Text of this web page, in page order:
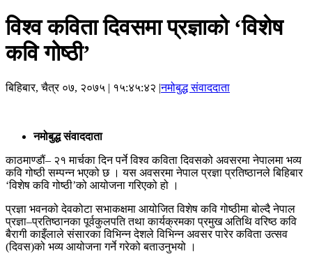
विश्व कविता दिवसमा प्रज्ञाको ‘विशेष
कवि गोष्ठी’
बिहिबार, चैत्र ०७, २०७५ | १५:४५:४२ |नमोबुद्ध संवाददाता
नमोबुद्ध संवाददाता
काठमाण्डौं– २१ मार्चका दिन पर्ने विश्व कविता दिवसको अवसरमा नेपालमा भव्य
कवि गोष्ठी सम्पन्न भएको छ । यस अवसरमा नेपाल प्रज्ञा प्रतिष्ठानले बिहिबार
‘विशेष कवि गोष्ठी’को आयोजना गरिएको हो ।
प्रज्ञा भवनको देवकोटा सभाकक्षमा आयोजित विशेष कवि गोष्ठीमा बोल्दै नेपाल
प्रज्ञा–प्रतिष्ठानका पूर्वकुलपति तथा कार्यक्रमका प्रमुख अतिथि वरिष्ठ कवि
बैरागी काइँलाले संसारका विभिन्न देशले विभिन्न अवसर पारेर कविता उत्सव
(दिवस)को भव्य आयोजना गर्ने गरेको बताउनुभयो ।